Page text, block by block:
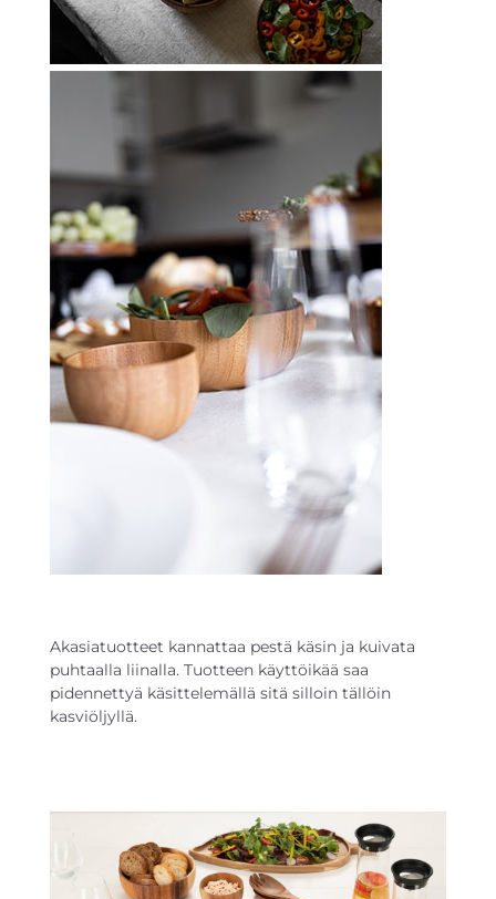
Akasiatuotteet kannattaa pestä käsin ja kuivata
puhtaalla liinalla. Tuotteen käyttöikää saa
pidennettyä käsittelemällä sitä silloin tällöin
kasviöljyllä.